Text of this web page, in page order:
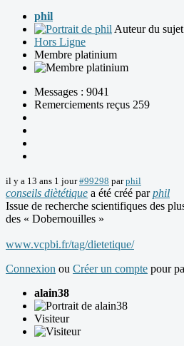
phil
Auteur du sujet
Hors Ligne
Membre platinium
Messages : 9041
Remerciements reçus 259
il y a 13 ans 1 jour #99298 parphil
conseils diètétique a été créé parphil
Issue de recherche scientifiques des
des « Dobernouilles »
www.vcpbi.fr/tag/dietetique/
Connexion ou Créer un compte pour
alain38
Visiteur